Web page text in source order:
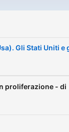
sulle
Gli Stati Uniti e
proliferazione - di